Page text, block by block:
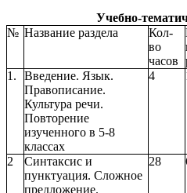
Учебно-
№ Название раздела
Кол-
во
часов
1.
Введение. Язык.
Правописание.
Культура речи.
Повторение
изученного в 5-8
классах
4
2
Синтаксис и
пунктуация. Сложное
предложение.
28